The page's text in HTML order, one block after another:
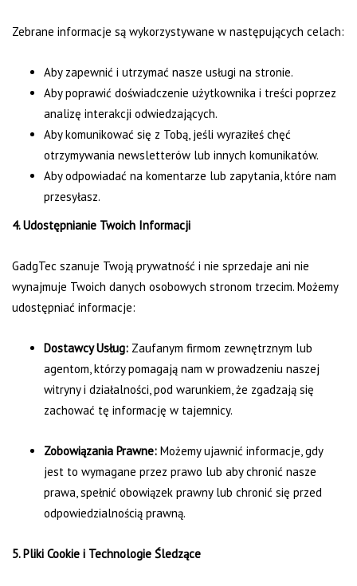
Zebrane informacje są wykorzystywane w następujących celach:
Aby zapewnić i utrzymać nasze usługi na stronie.
Aby poprawić doświadczenie użytkownika i treści poprzez
analizę interakcji odwiedzających.
Aby komunikować się z Tobą, jeśli wyraziłeś chęć
otrzymywania newsletterów lub innych komunikatów.
Aby odpowiadać na komentarze lub zapytania, które nam
przesyłasz.
4. Udostępnianie Twoich Informacji
GadgTec szanuje Twoją prywatność i nie sprzedaje ani nie
wynajmuje Twoich danych osobowych stronom trzecim. Możemy
udostępniać informacje:
Dostawcy Usług: Zaufanym firmom zewnętrznym lub
agentom, którzy pomagają nam w prowadzeniu naszej
witryny i działalności, pod warunkiem, że zgadzają się
zachować tę informację w tajemnicy.
Zobowiązania Prawne: Możemy ujawnić informacje, gdy
jest to wymagane przez prawo lub aby chronić nasze
prawa, spełnić obowiązek prawny lub chronić się przed
odpowiedzialnością prawną.
5. Pliki Cookie i Technologie Śledzące